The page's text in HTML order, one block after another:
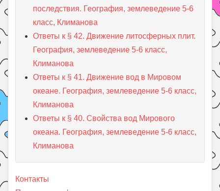
последствия. География, землеведение 5-6
класс, Климанова
Ответы к § 42. Движение литосферных плит.
География, землеведение 5-6 класс,
Климанова
Ответы к § 41. Движение вод в Мировом
океане. География, землеведение 5-6 класс,
Климанова
Ответы к § 40. Свойства вод Мирового
океана. География, землеведение 5-6 класс,
Климанова
Контакты